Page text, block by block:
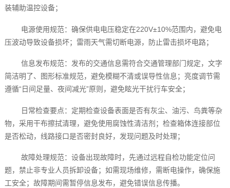
装辅助温控设备；
电源使用规范：确保供电电压稳定在220V±10%范围内，避免电
压波动导致设备损坏；雷雨天气需切断电源，防止雷击损坏电路；
信息发布规范：发布的交通信息需符合交通管理部门规定，文字
简洁明了、图形标准规范，避免模糊不清或误导性信息；亮度调节需
遵循“日间足量、夜间减光”原则，避免眩光干扰行车安全；
日常检查要点：定期检查设备表面是否有灰尘、油污、鸟粪等杂
物，采用干布擦拭清理，避免使用腐蚀性清洁剂；检查箱体连接部位
是否松动，线路接口是否密封良好，发现问题及时处理；
故障处理规范：设备出现故障时，先通过远程自检功能定位问
题，禁止非专业人员拆卸设备；如需现场维修，需断电操作，确保施
工安全；故障期间需暂停信息发布，避免错误信息传播。